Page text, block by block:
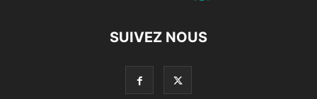
SUIVEZ NOUS